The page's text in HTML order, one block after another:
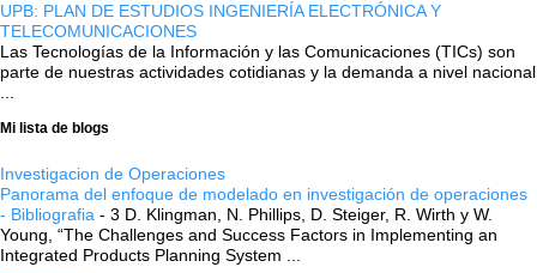
UPB: PLAN DE ESTUDIOS INGENIERÍA ELECTRÓNICA Y
TELECOMUNICACIONES
Las Tecnologías de la Información y las Comunicaciones (TICs) son
parte de nuestras actividades cotidianas y la demanda a nivel nacional
Mi lista de blogs
Investigacion de Operaciones
Panorama del enfoque de modelado en investigación de operaciones
- Bibliografia - 3 D. Klingman, N. Phillips, D. Steiger, R. Wirth y W.
Young, “The Challenges and Success Factors in Implementing an
Integrated Products Planning System ...